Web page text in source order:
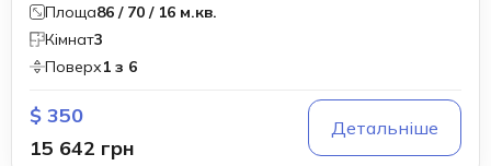
Площа86 / 70 / 16 м.кв.
Кімнат3
Поверх1 з 6
$ 350
15 642 грн
Детальніше